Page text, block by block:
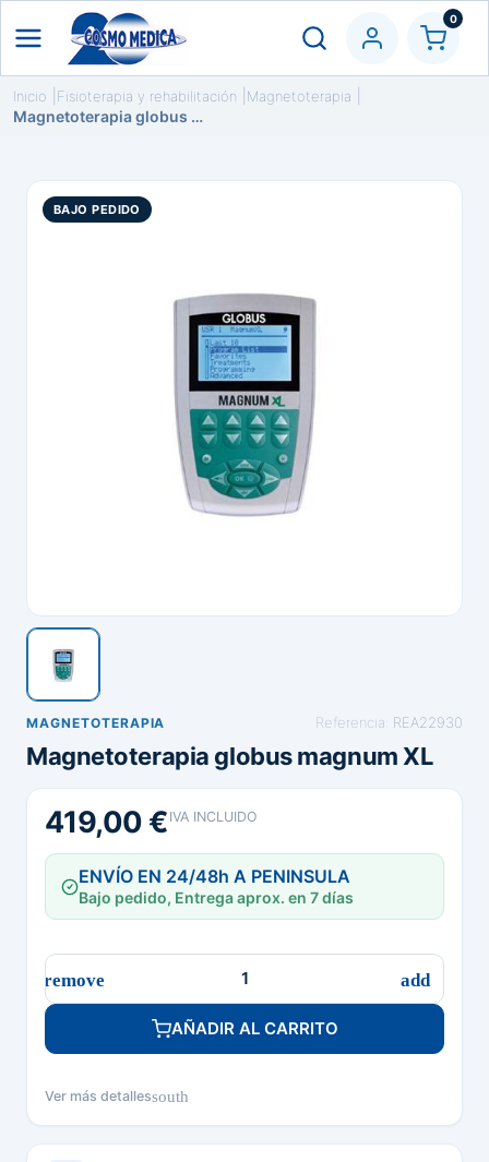
0
Inicio Fisioterapia y rehabilitación Magnetoterapia
Magnetoterapia globus magnum XL
BAJO PEDIDO
MAGNETOTERAPIA Referencia: REA22930
Magnetoterapia globus magnum XL
419,00 € IVA INCLUIDO
ENVÍO EN 24/48h A PENINSULA
Bajo pedido, Entrega aprox. en 7 días
AÑADIR AL CARRITO
Ver más detallessouth